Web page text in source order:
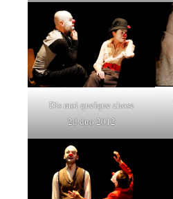
Dis moi quelque chose
2d duo 2012